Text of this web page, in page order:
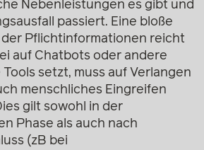
Nebenleistungen es gibt und
passiert. Eine bloße
Pflichtinformationen reicht
auf Chatbots oder andere
setzt, muss auf Verlangen
menschliches Eingreifen
gilt sowohl in der
Phase als auch nach
(zB bei